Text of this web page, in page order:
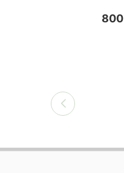
800